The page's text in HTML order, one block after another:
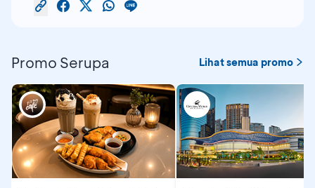
Promo Serupa Lihat semua promo